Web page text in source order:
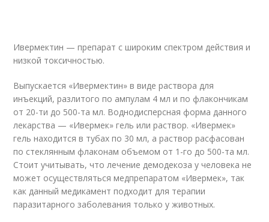
Ивермектин — препарат с широким спектром действия и
низкой токсичностью.
Выпускается «Ивермектин» в виде раствора для
инъекций, разлитого по ампулам 4 мл и по флакончикам
от 20-ти до 500-та мл. Воднодисперсная форма данного
лекарства — «Ивермек» гель или раствор. «Ивермек»
гель находится в тубах по 30 мл, а раствор расфасован
по стеклянным флаконам объемом от 1-го до 500-та мл.
Стоит учитывать, что лечение демодекоза у человека не
может осуществляться медпрепаратом «Ивермек», так
как данный медикамент подходит для терапии
паразитарного заболевания только у животных.